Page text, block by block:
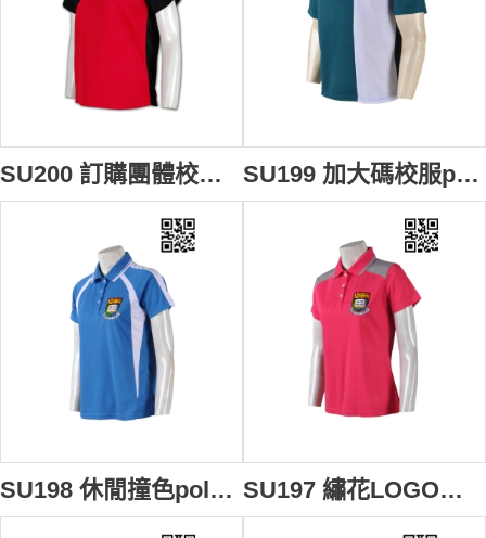
SU200 訂購團體校服 訂製Polo短袖 設計Polo衫款式 來樣訂購校服制服 校服供應商HK SU199 加大碼校服polo衫 來樣訂做 團體繡花運動制服polo衫 logo設計polo衫 校服polo衫專門店
SU198 休閒撞色polo衫 供應訂購 繡花logo制服polo衫 運動制服款式polo衫 polo衫網站 SU197 繡花LOGO運動polo上衣 設計訂造 校服polo上衣 拼布撞色polo衫 polo衫製造商